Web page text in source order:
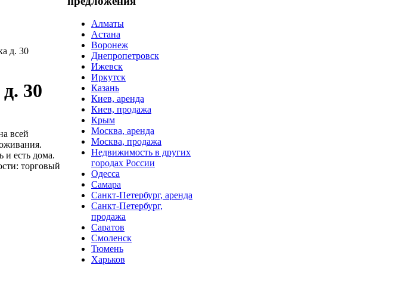
д. 30
30
всей
и есть дома.
торговый
Алматы
Астана
Воронеж
Днепропетровск
Ижевск
Иркутск
Казань
Киев, аренда
Киев, продажа
Крым
Москва, аренда
Москва, продажа
Недвижимость в других
городах России
Одесса
Самара
Санкт-Петербург, аренда
Санкт-Петербург,
продажа
Саратов
Смоленск
Тюмень
Харьков